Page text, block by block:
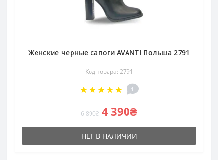
Женские черные сапоги AVANTI Польша 2791
Код товара: 2791
1
6 890₴ 4 390₴
НЕТ В НАЛИЧИИ